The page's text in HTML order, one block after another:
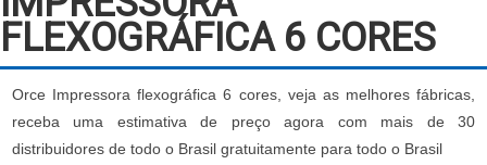
FLEXOGRÁFICA 6 CORES
Orce Impressora flexográfica 6 cores, veja as melhores fábricas,
receba uma estimativa de preço agora com mais de 30
distribuidores de todo o Brasil gratuitamente para todo o Brasil